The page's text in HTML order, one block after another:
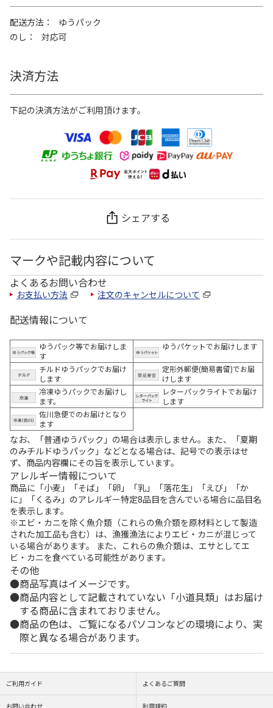
配送方法
ゆうパック
のし
対応可
決済方法
下記の決済方法がご利用頂けます。
シェアする
マークや記載内容について
よくあるお問い合わせ
お支払い方法 注文のキャンセルについて
配送情報について
ゆうパック等でお届けしま
す
ゆうパケットでお届けします
チルドゆうパックでお届け
します
定形外郵便(簡易書留)でお届
けします
冷凍ゆうパックでお届けし
ます。
レターパックライトでお届け
します
佐川急便でのお届けとなり
ます
なお、「普通ゆうパック」の場合は表示しません。また、「夏期
のみチルドゆうパック」などとなる場合は、記号での表示はせ
ず、商品内容欄にその旨を表示しています。
アレルギー情報について
商品に「小麦」「そば」「卵」「乳」「落花生」「えび」「か
に」「くるみ」のアレルギー特定8品目を含んでいる場合に品目名
を表示します。
※エビ・カニを除く魚介類（これらの魚介類を原材料として製造
された加工品も含む）は、漁獲漁法によりエビ・カニが混じって
いる場合があります。 また、これらの魚介類は、エサとしてエ
ビ・カニを食べている可能性があります。
その他
商品写真はイメージです。
商品内容として記載されていない「小道具類」はお届け
する商品に含まれておりません。
商品の色は、ご覧になるパソコンなどの環境により、実
際と異なる場合があります。
ご利用ガイド よくあるご質問
お問い合わせ 利用規約